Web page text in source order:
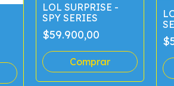
LOL SURPRISE -
SPY SERIES
$59.900,00